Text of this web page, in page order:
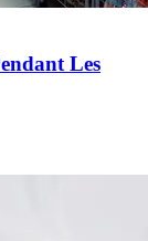
Les